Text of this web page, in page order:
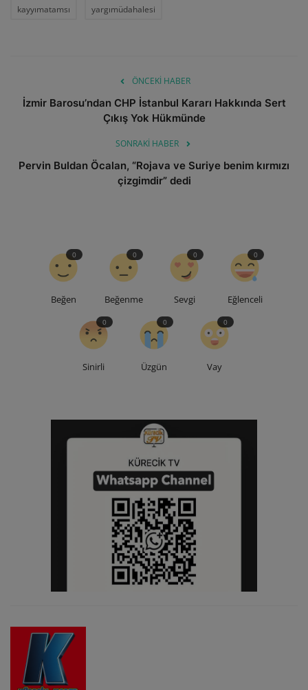
kayyımatamsı yargımüdahalesi
ÖNCEKI HABER
İzmir Barosu’ndan CHP İstanbul Kararı Hakkında Sert
Çıkış Yok Hükmünde
SONRAKI HABER
Pervin Buldan Öcalan, “Rojava ve Suriye benim kırmızı
çizgimdir” dedi
Beğen
0
Beğenme
0
Sevgi
0
Eğlenceli
0
Sinirli
0
Üzgün
0
Vay
0